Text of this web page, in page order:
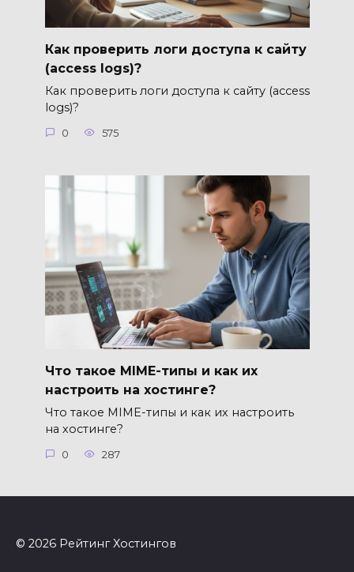
Как проверить логи доступа к сайту
(access logs)?
Как проверить логи доступа к сайту (access
logs)?
0 575
Что такое MIME-типы и как их
настроить на хостинге?
Что такое MIME-типы и как их настроить
на хостинге?
0 287
© 2026 Рейтинг Хостингов